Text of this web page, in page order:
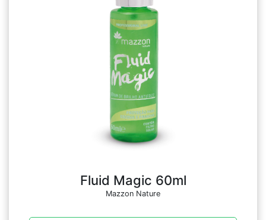
Fluid Magic 60ml
Mazzon Nature